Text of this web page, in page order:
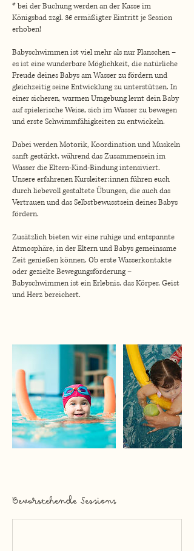
.
O
.
* bei der Buchung werden an der Kasse im
Königsbad zzgl. 3€ ermäßigter Eintritt je Session
erhoben!
Babyschwimmen ist viel mehr als nur Planschen –
es ist eine wunderbare Möglichkeit, die natürliche
Freude deines Babys am Wasser zu fördern und
gleichzeitig seine Entwicklung zu unterstützen. In
einer sicheren, warmen Umgebung lernt dein Baby
auf spielerische Weise, sich im Wasser zu bewegen
und erste Schwimmfähigkeiten zu entwickeln.
Dabei werden Motorik, Koordination und Muskeln
sanft gestärkt, während das Zusammensein im
Wasser die Eltern-Kind-Bindung intensiviert.
Unsere erfahrenen Kursleiter:innen führen euch
durch liebevoll gestaltete Übungen, die auch das
Vertrauen und das Selbstbewusstsein deines Babys
fördern.
Zusätzlich bieten wir eine ruhige und entspannte
Atmosphäre, in der Eltern und Babys gemeinsame
Zeit genießen können. Ob erste Wasserkontakte
oder gezielte Bewegungsförderung –
Babyschwimmen ist ein Erlebnis, das Körper, Geist
und Herz bereichert.
Bevorstehende Sessions